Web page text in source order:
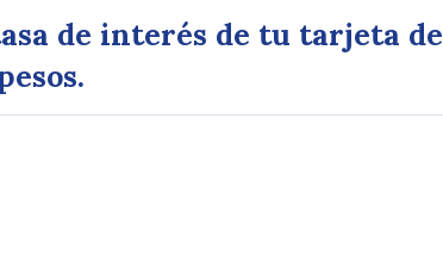
de interés de tu tarjeta de